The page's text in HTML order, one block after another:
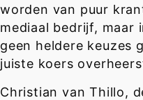
worden van puur
mediaal bedrijf, maar
geen heldere keuzes
juiste koers
Christian van Thillo,